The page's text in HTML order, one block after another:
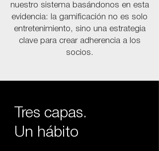
nuestro sistema basándonos en esta
evidencia: la gamificación no es solo
entretenimiento, sino una estrategia
clave para crear adherencia a los
socios.
Tres capas.
Un hábito